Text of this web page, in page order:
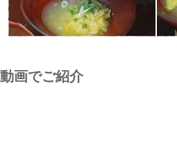
動画でご紹介